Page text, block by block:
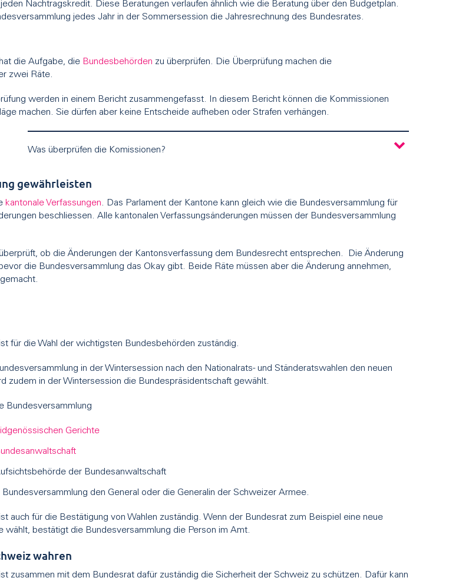
Nachtragskredit. Diese Beratungen verlaufen ähnlich wie die Beratung über den Budgetplan.
jedes Jahr in der Sommersession die Jahresrechnung des Bundesrates.
die Aufgabe, die Bundesbehörden zu überprüfen. Die Überprüfung machen die
zwei Räte.
werden in einem Bericht zusammengefasst. In diesem Bericht können die Kommissionen
machen. Sie dürfen aber keine Entscheide aufheben oder Strafen verhängen.
Was überprüfen die Komissionen?
gewährleisten
kantonale Verfassungen. Das Parlament der Kantone kann gleich wie die Bundesversammlung für
beschliessen. Alle kantonalen Verfassungsänderungen müssen der Bundesversammlung
ob die Änderungen der Kantonsverfassung dem Bundesrecht entsprechen. Die Änderung
die Bundesversammlung das Okay gibt. Beide Räte müssen aber die Änderung annehmen,
für die Wahl der wichtigsten Bundesbehörden zuständig.
in der Wintersession nach den Nationalrats- und Ständeratswahlen den neuen
zudem in der Wintersession die Bundespräsidentschaft gewählt.
Bundesversammlung
Gerichte
der Bundesanwaltschaft
den General oder die Generalin der Schweizer Armee.
auch für die Bestätigung von Wahlen zuständig. Wenn der Bundesrat zum Beispiel eine neue
wählt, bestätigt die Bundesversammlung die Person im Amt.
wahren
zusammen mit dem Bundesrat dafür zuständig die Sicherheit der Schweiz zu schützen. Dafür kann